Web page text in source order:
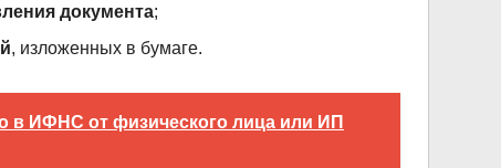
документа;
, изложенных в бумаге.
в ИФНС от физического лица или ИП